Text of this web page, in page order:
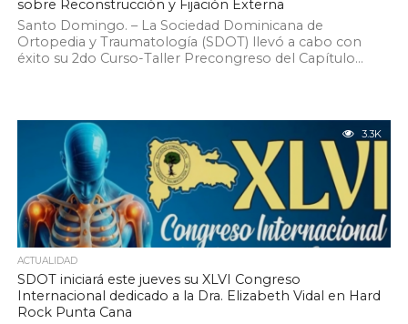
sobre Reconstrucción y Fijación Externa
Santo Domingo. – La Sociedad Dominicana de
Ortopedia y Traumatología (SDOT) llevó a cabo con
éxito su 2do Curso-Taller Precongreso del Capítulo...
3.3K
ACTUALIDAD
SDOT iniciará este jueves su XLVI Congreso
Internacional dedicado a la Dra. Elizabeth Vidal en Hard
Rock Punta Cana